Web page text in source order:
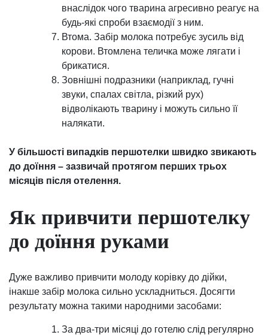
внаслідок чого тварина агресивно реагує на
будь-які спроби взаємодії з ним.
Втома. Забір молока потребує зусиль від
корови. Втомлена теличка може лягати і
брикатися.
Зовнішні подразники (наприклад, гучні
звуки, спалах світла, різкий рух)
відволікають тварину і можуть сильно її
налякати.
У більшості випадків першотелки швидко звикають
до доїння – зазвичай протягом перших трьох
місяців після отелення.
Як привчити першотелку
до доїння руками
Дуже важливо привчити молоду корівку до дійки,
інакше забір молока сильно ускладниться. Досягти
результату можна такими народними засобами:
За два-три місяці до готелю слід регулярно